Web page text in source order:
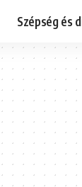
Szépség és